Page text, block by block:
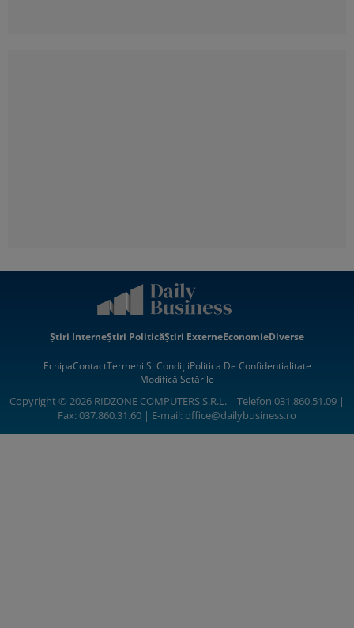
Știri InterneȘtiri PoliticăȘtiri ExterneEconomieDiverse
EchipaContactTermeni Si CondițiiPolitica De Confidentialitate
Modifică Setările
Copyright © 2026 RIDZONE COMPUTERS S.R.L. | Telefon 031.860.51.09 |
Fax: 037.860.31.60 | E-mail:office@dailybusiness.ro